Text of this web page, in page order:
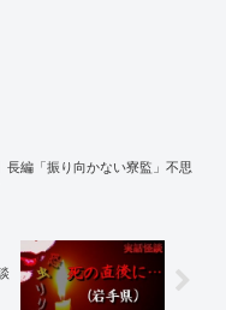
長編「振り向かない寮監」不思